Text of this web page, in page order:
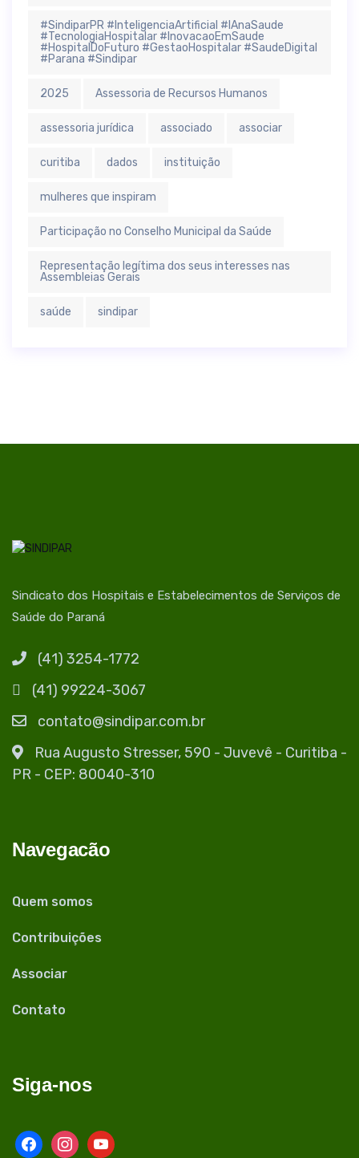
#SindiparPR #InteligenciaArtificial #IAnaSaude
#TecnologiaHospitalar #InovacaoEmSaude
#HospitalDoFuturo #GestaoHospitalar #SaudeDigital
#Parana #Sindipar
2025 Assessoria de Recursos Humanos
assessoria jurídica associado associar
curitiba dados instituição
mulheres que inspiram
Participação no Conselho Municipal da Saúde
Representação legítima dos seus interesses nas
Assembleias Gerais
saúde sindipar
Sindicato dos Hospitais e Estabelecimentos de Serviços de
Saúde do Paraná
(41) 3254-1772
(41) 99224-3067
contato@sindipar.com.br
Rua Augusto Stresser, 590 - Juvevê - Curitiba -
PR - CEP: 80040-310
Navegacão
Quem somos
Contribuições
Associar
Contato
Siga-nos
facebookinstagram
youtube